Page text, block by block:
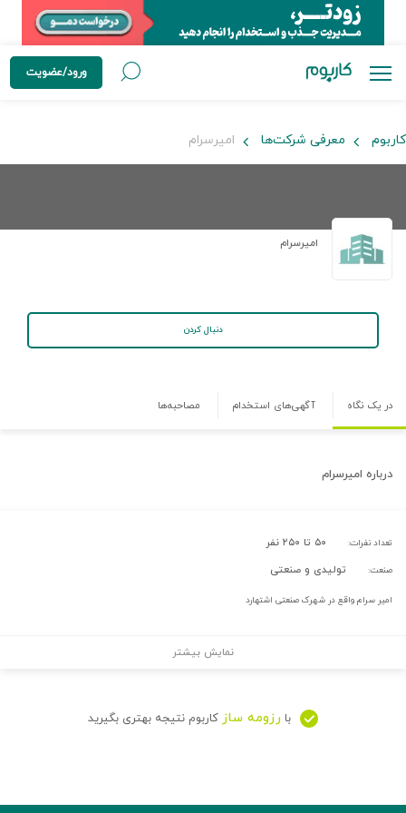
ورود/عضویت
کاربوم معرفی شرکت‌ها امیرسرام
امیرسرام
دنبال کردن
در یک نگاه آگهی‌های استخدام مصاحبه‌ها
درباره امیرسرام
تعداد نفرات: ۵۰ تا ۲۵۰ نفر
صنعت: تولیدی و صنعتی
امیر سرام واقع در شهرک صنعتی اشتهارد
نمایش بیشتر
با رزومه ساز کاربوم نتیجه بهتری بگیرید